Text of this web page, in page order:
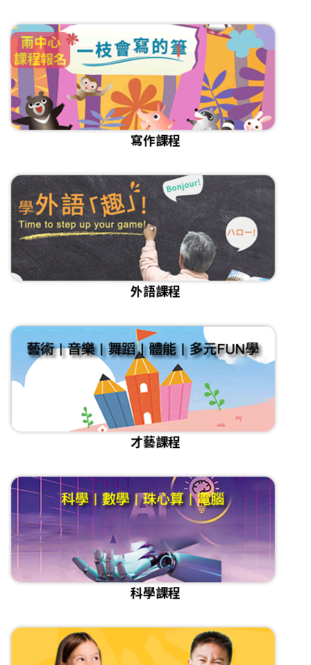
兩中心
課程報名
寫作課程
外語課程
才藝課程
科學課程